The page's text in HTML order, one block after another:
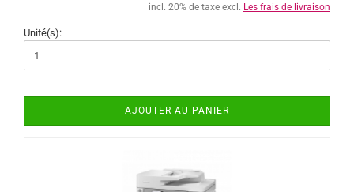
incl. 20% de taxe excl. Les frais de livraison
Unité(s):
AJOUTER AU PANIER